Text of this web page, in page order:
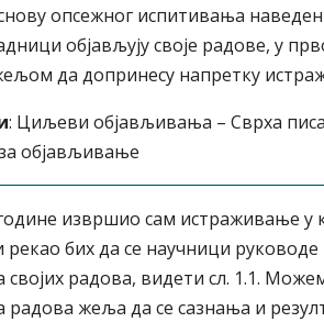
опсежног испитивања
објављују своје радове, у
да допринесу напретку
: Циљеви објављивања – Сврха
објављивање
извршио сам истраживање у
рекао бих да се научници
радова, видети сл. 1.1.
жеља да се сазнања и